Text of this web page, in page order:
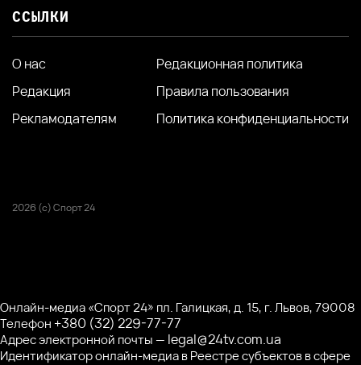
ССЫЛКИ
О нас
Редакция
Рекламодателям
Редакционная политика
Правила пользования
Политика конфиденциальности
2026 (с) Спорт 24
Онлайн-медиа «Спорт 24» пл. Галицкая, д. 15, г. Львов, 79008
Телефон +380 (32) 229-77-77
Адрес электронной почты — legal@24tv.com.ua
Идентификатор онлайн-медиа в Реестре субъектов в сфере